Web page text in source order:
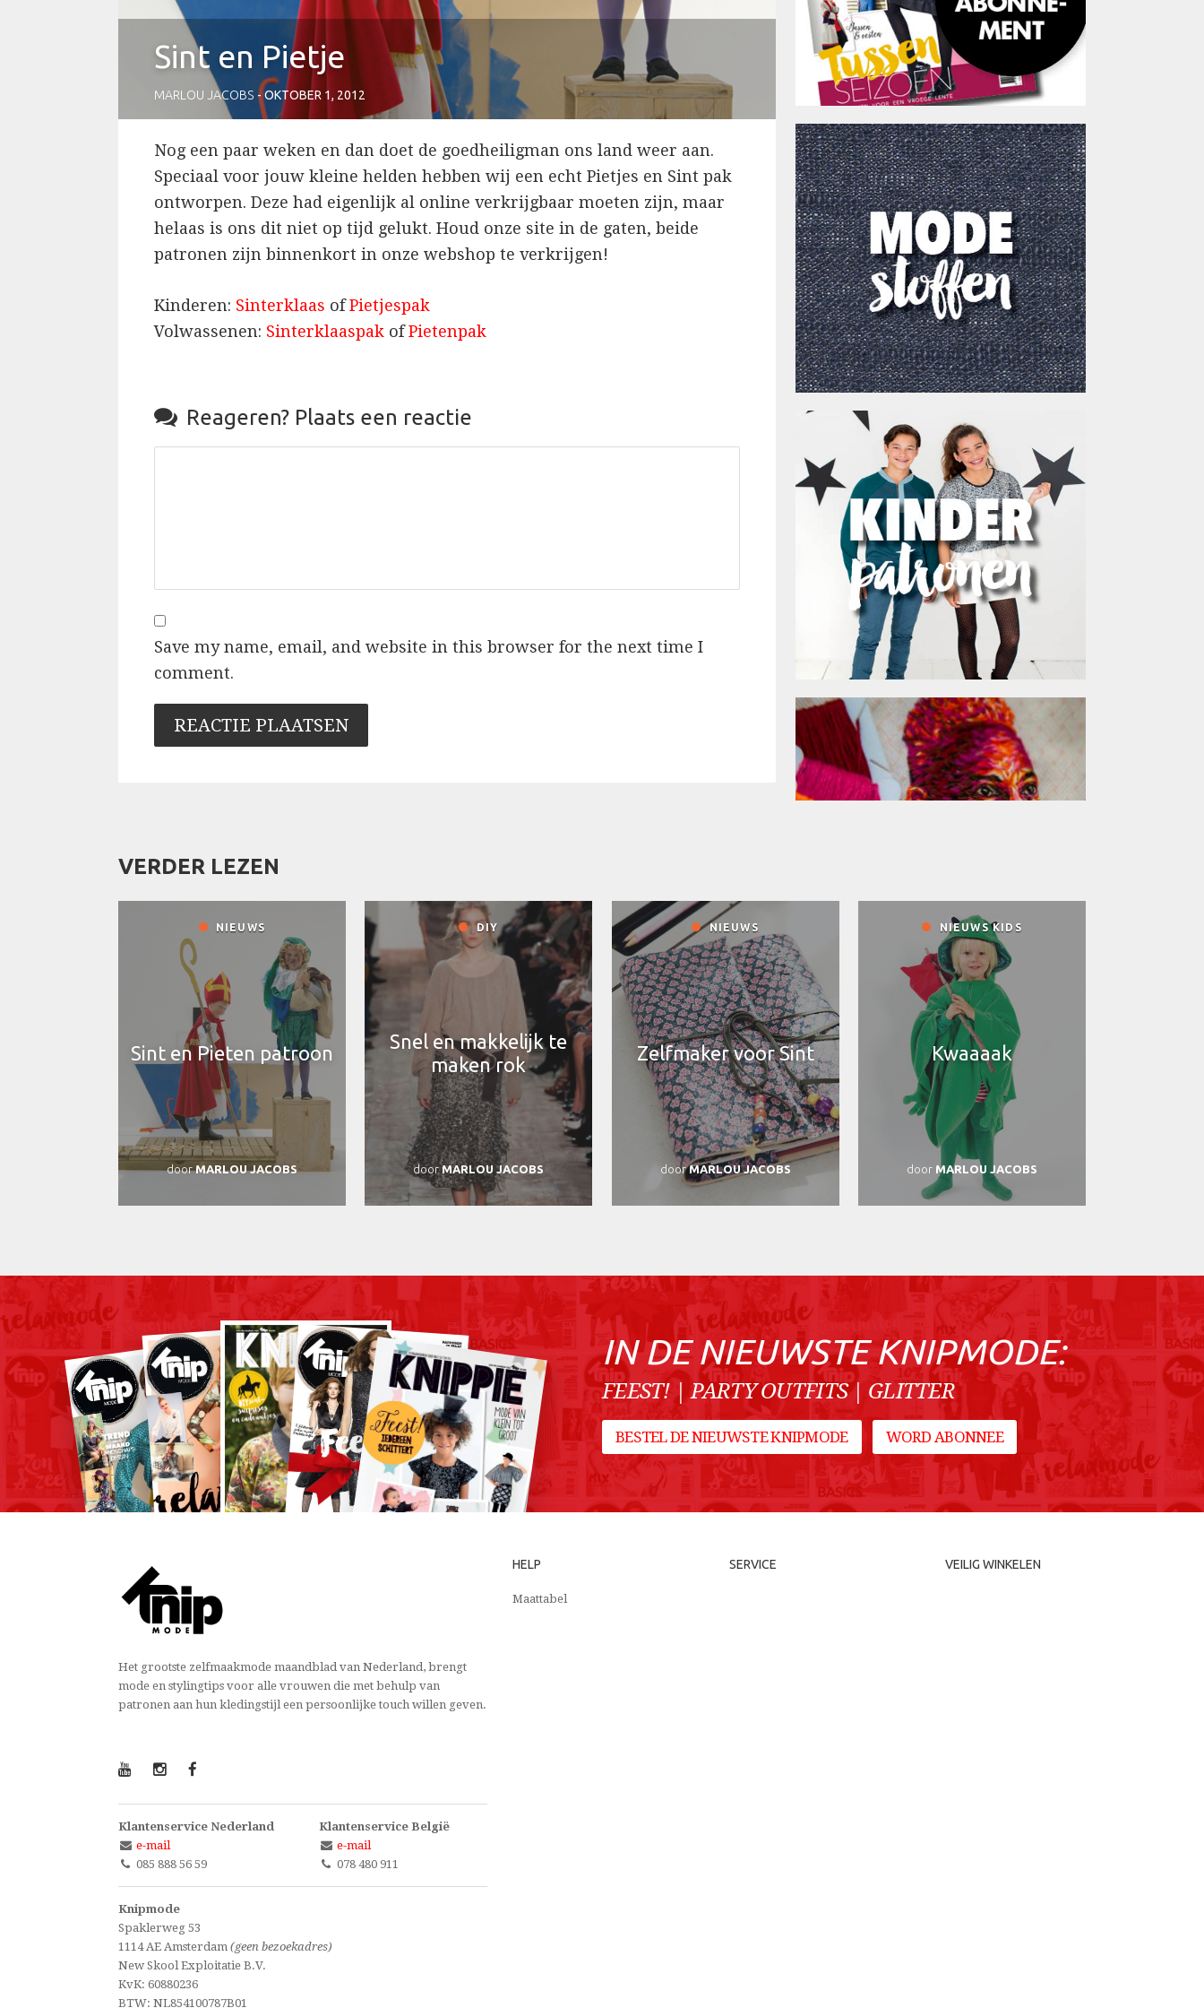
Sint en Pietje
MARLOU JACOBS OKTOBER 1, 2012
Nog een paar weken en dan doet de goedheiligman ons land weer aan.
Speciaal voor jouw kleine helden hebben wij een echt Pietjes en Sint pak
ontworpen. Deze had eigenlijk al online verkrijgbaar moeten zijn, maar
helaas is ons dit niet op tijd gelukt. Houd onze site in de gaten, beide
patronen zijn binnenkort in onze webshop te verkrijgen!
Kinderen: Sinterklaas ofPietjespak
Volwassenen: Sinterklaaspak ofPietenpak
 Reageren? Plaats een reactie
Save my name, email, and website in this browser for the next time I
comment.
VERDER LEZEN
NIEUWS
Sint en Pieten patroon
doorMARLOU JACOBS
DIY
Snel en makkelijk te
maken rok
doorMARLOU JACOBS
NIEUWS
Zelfmaker voor Sint
doorMARLOU JACOBS
NIEUWS KIDS
Kwaaaak
door MARLOU JACOBS
IN DE NIEUWSTE KNIPMODE:
FEEST! | PARTY OUTFITS | GLITTER
BESTEL DE NIEUWSTE KNIPMODE WORD ABONNEE
Het grootste zelfmaakmode maandblad van Nederland, brengt
mode en stylingtips voor alle vrouwen die met behulp van
patronen aan hun kledingstijl een persoonlijke touch willen geven.
Klantenservice Nederland
e-mail
085 888 56 59
Klantenservice België
e-mail
078 480 911
Knipmode
Spaklerweg 53
1114 AE Amsterdam (geen bezoekadres)
New Skool Exploitatie B.V.
KvK: 60880236
BTW: NL854100787B01
HELP
Maattabel
SERVICE VEILIG WINKELEN